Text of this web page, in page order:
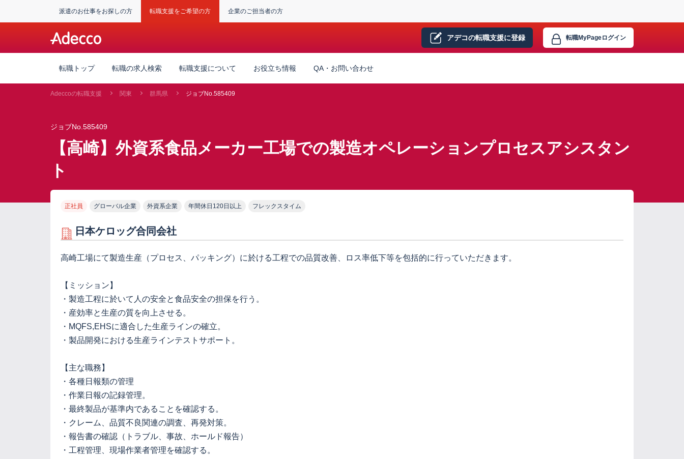
派遣のお仕事をお探しの方 転職支援をご希望の方 企業のご担当者の方
アデコの転職支援に登録 転職MyPageログイン
転職トップ 転職の求人検索 転職支援について お役立ち情報 QA・お問い合わせ
Adeccoの転職支援 関東 群馬県 ジョブNo.585409
ジョブNo.585409
【高崎】外資系食品メーカー工場での製造オペレーションプロセスアシスタン
ト
正社員 グローバル企業 外資系企業 年間休日120日以上 フレックスタイム
日本ケロッグ合同会社
高崎工場にて製造生産（プロセス、パッキング）に於ける工程での品質改善、ロス率低下等を包括的に行っていただきます。
【ミッション】
・製造工程に於いて人の安全と食品安全の担保を行う。
・産効率と生産の質を向上させる。
・MQFS,EHSに適合した生産ラインの確立。
・製品開発における生産ラインテストサポート。
【主な職務】
・各種日報類の管理
・作業日報の記録管理。
・最終製品が基準内であることを確認する。
・クレーム、品質不良関連の調査、再発対策。
・報告書の確認（トラブル、事故、ホールド報告）
・工程管理、現場作業者管理を確認する。